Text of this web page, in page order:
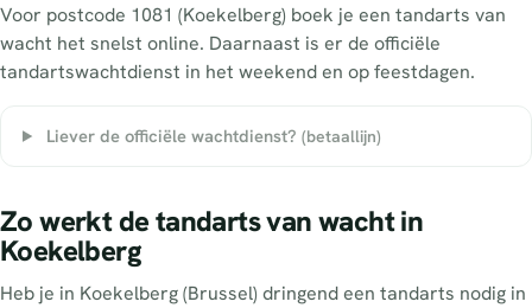
Voor postcode 1081 (Koekelberg) boek je een tandarts van
wacht het snelst online. Daarnaast is er de officiële
tandartswachtdienst in het weekend en op feestdagen.
Liever de officiële wachtdienst? (betaallijn)
Zo werkt de tandarts van wacht in
Koekelberg
Heb je in Koekelberg (Brussel) dringend een tandarts nodig in